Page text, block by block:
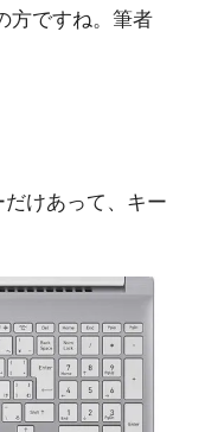
方ですね。筆者
けあって、キー